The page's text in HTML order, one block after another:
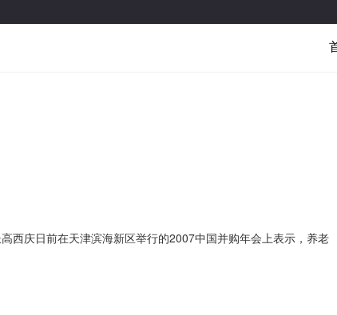
西庆日前在天津滨海新区举行的2007中国并购年会上表示，养老